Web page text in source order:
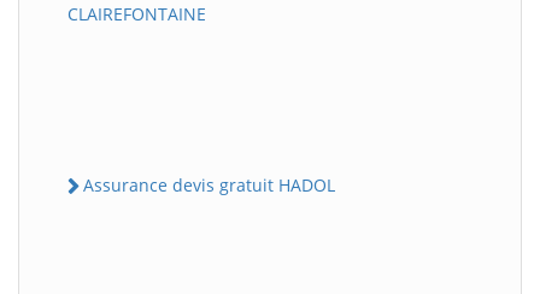
CLAIREFONTAINE
Assurance devis gratuit HADOL